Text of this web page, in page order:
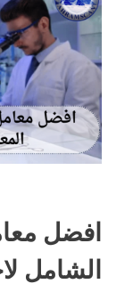
افضل
الشامل